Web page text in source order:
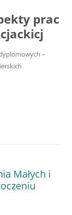
prac
–
Małych i